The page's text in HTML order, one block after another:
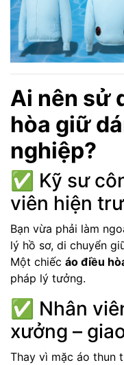
Ai nên sử
hòa giữ
nghiệp?
✅ Kỹ sư
viên hiện
Bạn vừa phải làm
lý hồ sơ, di chuyển
Một chiếc áo điều
pháp lý tưởng.
✅ Nhân
xưởng –
Thay vì mặc áo thun